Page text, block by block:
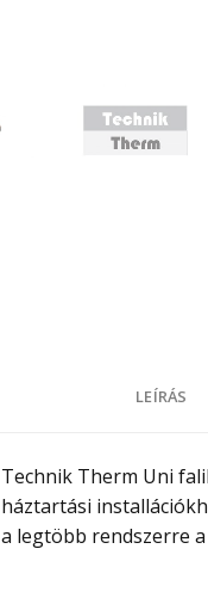
LEÍRÁS
Technik Therm Uni
háztartási
a legtöbb rendszerre